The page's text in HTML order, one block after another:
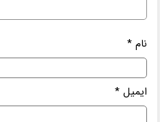
نام*
ایمیل*